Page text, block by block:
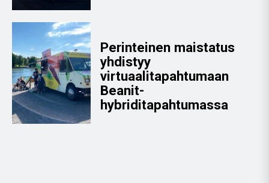
Perinteinen maistatus
yhdistyy
virtuaalitapahtumaan
Beanit-
hybriditapahtumassa